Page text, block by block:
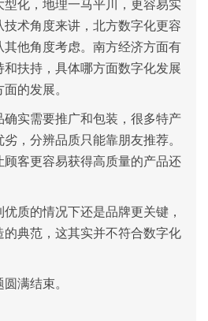
型化，地理一马平川，更容易实
术角度来讲，北方数字化更容
他角度考虑。南方经济方面有
扶持，具体哪方面数字化发展
的发展。
确实需要推广和包装，很多特产
，分辨品质只能靠朋友推荐。
客更容易获得高质量的产品还
质的情况下还是品牌更关键，
典范，这其实并不符合数字化
满结束。